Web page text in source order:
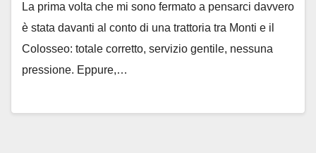
La prima volta che mi sono fermato a pensarci davvero
è stata davanti al conto di una trattoria tra Monti e il
Colosseo: totale corretto, servizio gentile, nessuna
pressione. Eppure,…